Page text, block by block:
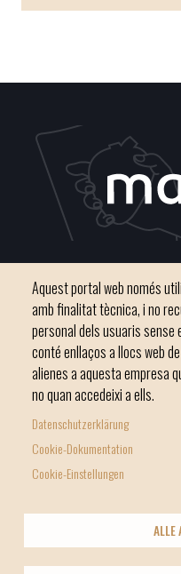
Footer
menu
-
2
Inici Ajuntament El
Phone 971 84
Aquest portal web només
amb finalitat tècnica, i no
personal dels usuaris sense
conté enllaços a llocs web
alienes a aquesta empresa
no quan accedeixi a ells.
Datenschutzerklärung
Cookie-Dokumentation
Cookie-Einstellungen
ALLE
©
Footer
Licencia
Política de galetes